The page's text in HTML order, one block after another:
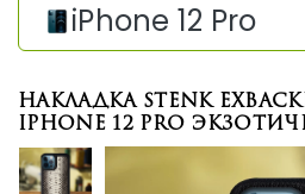
Накладка Stenk
iPhone 12 Pro
iPhone 12 Pro